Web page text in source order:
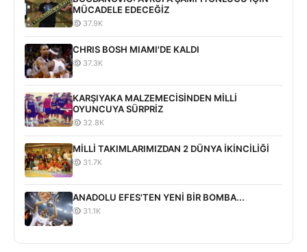
MÜCADELE EDECEĞİZ
37.9K
CHRIS BOSH MIAMI'DE KALDI
37.3K
KARŞIYAKA MALZEMECİSİNDEN MİLLİ
OYUNCUYA SÜRPRİZ
32.8K
MİLLİ TAKIMLARIMIZDAN 2 DÜNYA İKİNCİLİĞİ
31.7K
ANADOLU EFES'TEN YENİ BİR BOMBA...
31.1K